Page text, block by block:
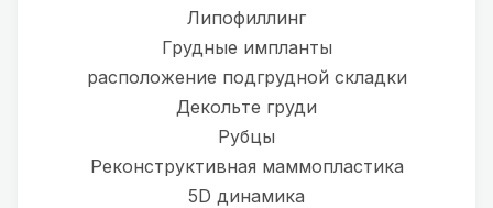
Липофиллинг
Грудные импланты
расположение подгрудной складки
Декольте груди
Рубцы
Реконструктивная маммопластика
5D динамика